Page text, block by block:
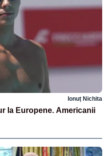
Ionuț Nichita
la Europene. Americanii